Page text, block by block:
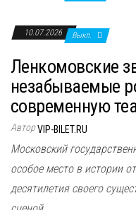
10.07.2026 Выкл.
Ленкомовские
незабываемые
современную
АвторVIP-BILET.RU
Московский
особое место в истории
десятилетия своего